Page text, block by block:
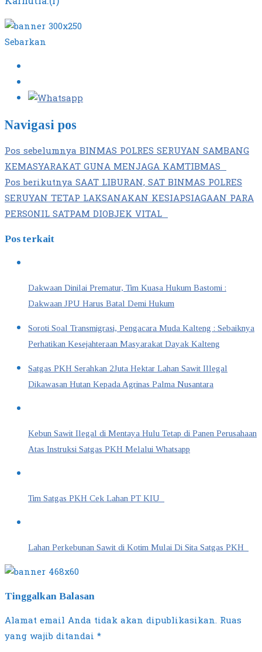
Sebarkan
Navigasi pos
Pos sebelumnyaBINMAS POLRES SERUYAN SAMBANG
KEMASYARAKAT GUNA MENJAGA KAMTIBMAS
Pos berikutnyaSAAT LIBURAN, SAT BINMAS POLRES
SERUYAN TETAP LAKSANAKAN KESIAPSIAGAAN PARA
PERSONIL SATPAM DIOBJEK VITAL
Pos terkait
Dakwaan Dinilai Prematur, Tim Kuasa Hukum Bastomi :
Dakwaan JPU Harus Batal Demi Hukum
Soroti Soal Transmigrasi, Pengacara Muda Kalteng : Sebaiknya
Perhatikan Kesejahteraan Masyarakat Dayak Kalteng
Satgas PKH Serahkan 2Juta Hektar Lahan Sawit Illegal
Dikawasan Hutan Kepada Agrinas Palma Nusantara
Kebun Sawit Ilegal di Mentaya Hulu Tetap di Panen Perusahaan
Atas Instruksi Satgas PKH Melalui Whatsapp
Tim Satgas PKH Cek Lahan PT KIU
Lahan Perkebunan Sawit di Kotim Mulai Di Sita Satgas PKH
Tinggalkan Balasan
Alamat email Anda tidak akan dipublikasikan. Ruas
yang wajib ditandai *